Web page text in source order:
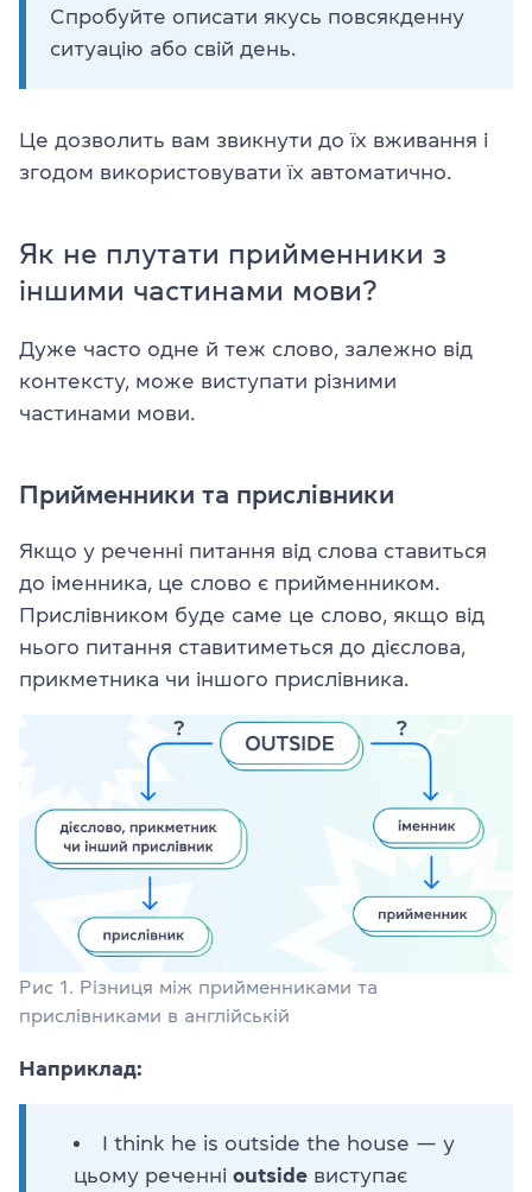
Спробуйте описати якусь повсякденну
ситуацію або свій день.
Це дозволить вам звикнути до їх вживання і
згодом використовувати їх автоматично.
Як не плутати прийменники з
іншими частинами мови?
Дуже часто одне й теж слово, залежно від
контексту, може виступати різними
частинами мови.
Прийменники та прислівники
Якщо у реченні питання від слова ставиться
до іменника, це слово є прийменником.
Прислівником буде саме це слово, якщо від
нього питання ставитиметься до дієслова,
прикметника чи іншого прислівника.
Рис 1. Різниця між прийменниками та
прислівниками в англійській
Наприклад:
I think he is outside the house — у
цьому реченні outside виступає